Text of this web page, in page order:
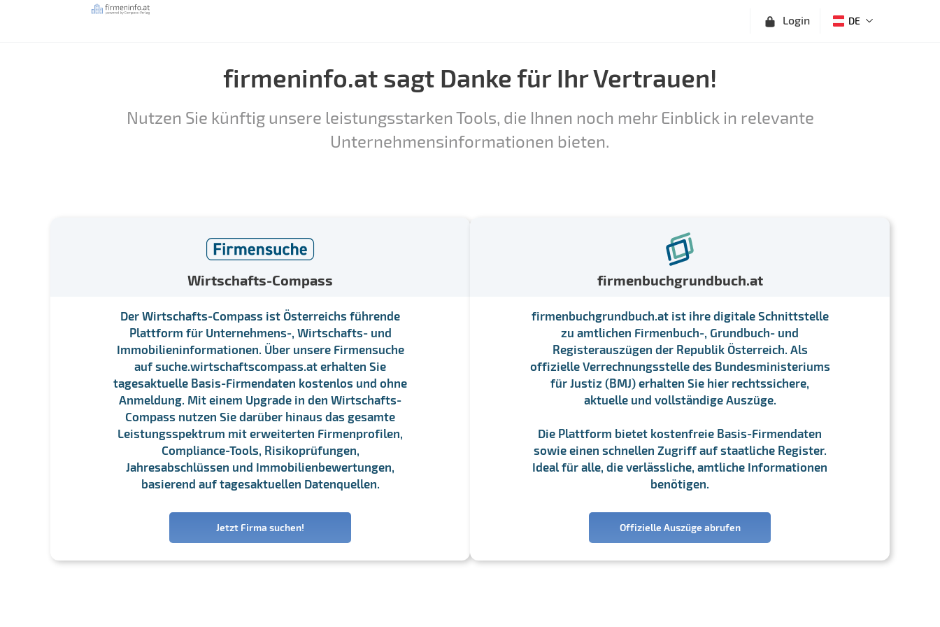
Login DE
firmeninfo.at sagt Danke für Ihr Vertrauen!
Nutzen Sie künftig unsere leistungsstarken Tools, die Ihnen noch mehr Einblick in relevante
Unternehmensinformationen bieten.
Wirtschafts-Compass
Der Wirtschafts-Compass ist Österreichs führende
Plattform für Unternehmens-, Wirtschafts- und
Immobilieninformationen. Über unsere Firmensuche
auf suche.wirtschaftscompass.at erhalten Sie
tagesaktuelle Basis-Firmendaten kostenlos und ohne
Anmeldung. Mit einem Upgrade in den Wirtschafts-
Compass nutzen Sie darüber hinaus das gesamte
Leistungsspektrum mit erweiterten Firmenprofilen,
Compliance-Tools, Risikoprüfungen,
Jahresabschlüssen und Immobilienbewertungen,
basierend auf tagesaktuellen Datenquellen.
Jetzt Firma suchen!
firmenbuchgrundbuch.at
firmenbuchgrundbuch.at ist ihre digitale Schnittstelle
zu amtlichen Firmenbuch-, Grundbuch- und
Registerauszügen der Republik Österreich. Als
offizielle Verrechnungsstelle des Bundesministeriums
für Justiz (BMJ) erhalten Sie hier rechtssichere,
aktuelle und vollständige Auszüge.
Die Plattform bietet kostenfreie Basis-Firmendaten
sowie einen schnellen Zugriff auf staatliche Register.
Ideal für alle, die verlässliche, amtliche Informationen
benötigen.
Offizielle Auszüge abrufen